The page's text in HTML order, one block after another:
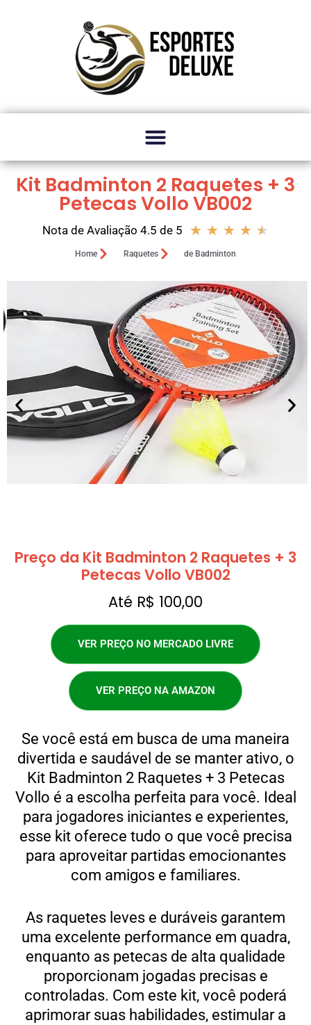
Kit Badminton 2 Raquetes + 3
Petecas Vollo VB002
Nota de Avaliação 4.5 de 5 ★ ★ ★ ★ ★
Home Raquetes de Badminton
Preço da Kit Badminton 2 Raquetes + 3
Petecas Vollo VB002
Até R$ 100,00
VER PREÇO NO MERCADO LIVRE
VER PREÇO NA AMAZON
Se você está em busca de uma maneira
divertida e saudável de se manter ativo, o
Kit Badminton 2 Raquetes + 3 Petecas
Vollo é a escolha perfeita para você. Ideal
para jogadores iniciantes e experientes,
esse kit oferece tudo o que você precisa
para aproveitar partidas emocionantes
com amigos e familiares.
As raquetes leves e duráveis garantem
uma excelente performance em quadra,
enquanto as petecas de alta qualidade
proporcionam jogadas precisas e
controladas. Com este kit, você poderá
aprimorar suas habilidades, estimular a